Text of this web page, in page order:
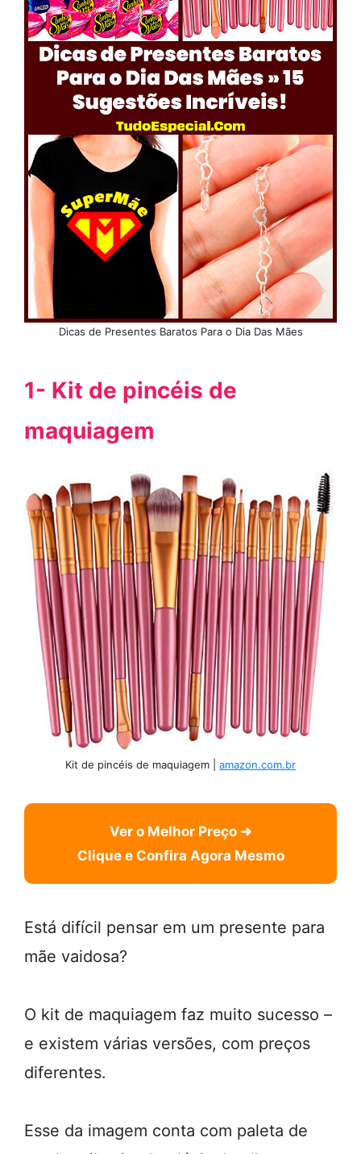
Dicas de Presentes Baratos Para o Dia Das Mães
1- Kit de pincéis de
maquiagem
Kit de pincéis de maquiagem | amazon.com.br
Ver o Melhor Preço ➜
Clique e Confira Agora Mesmo
Está difícil pensar em um presente para
mãe vaidosa?
O kit de maquiagem faz muito sucesso –
e existem várias versões, com preços
diferentes.
Esse da imagem conta com paleta de